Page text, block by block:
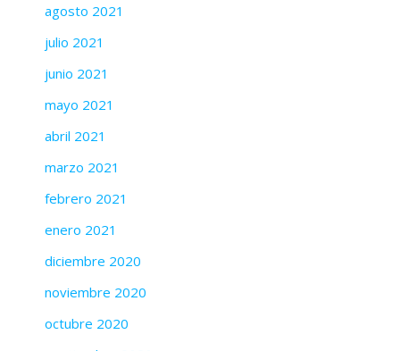
agosto 2021
julio 2021
junio 2021
mayo 2021
abril 2021
marzo 2021
febrero 2021
enero 2021
diciembre 2020
noviembre 2020
octubre 2020